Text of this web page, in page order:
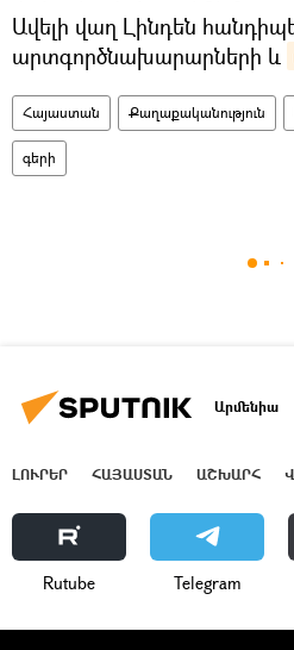
Ավելի վաղ Լինդեն
արտգործնախարարների և
Հայաստան Քաղաքականություն
գերի
Արմենիա
ԼՈՒՐԵՐ ՀԱՅԱՍՏԱՆ ԱՇԽԱՐՀ
Rutube Telegram